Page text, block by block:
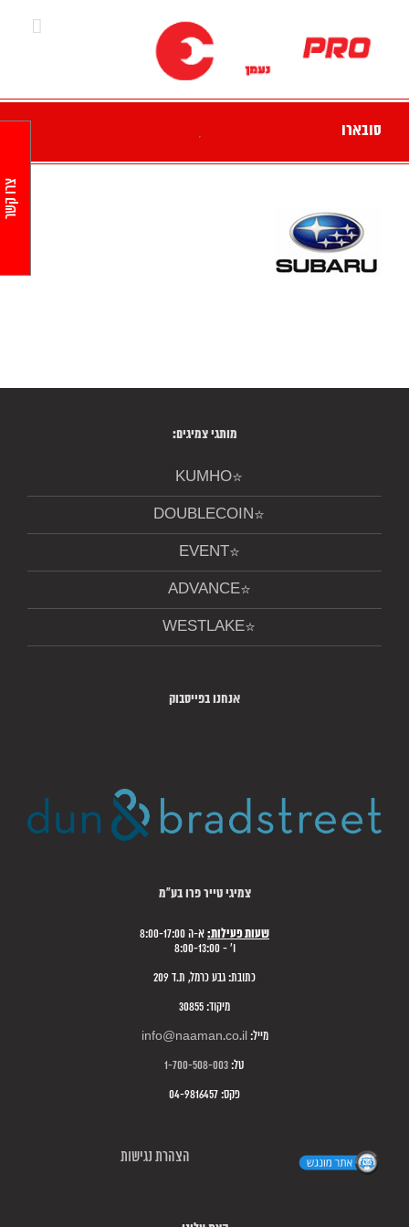
content
סובארו
מותגי צמיגים:
KUMHO
DOUBLECOIN
EVENT
ADVANCE
WESTLAKE
אנחנו בפייסבוק
צמיגי טייר פרו בע"מ
שעות פעילות: א-ה 8:00-17:00
ו' - 8:00-13:00
כתובת: גבע כרמל, ת.ד 209
מיקוד: 30855
מייל: info@naaman.co.il
טל: 1-700-508-003
פקס: 04-9816457
הצהרת נגישות
צרו קשר